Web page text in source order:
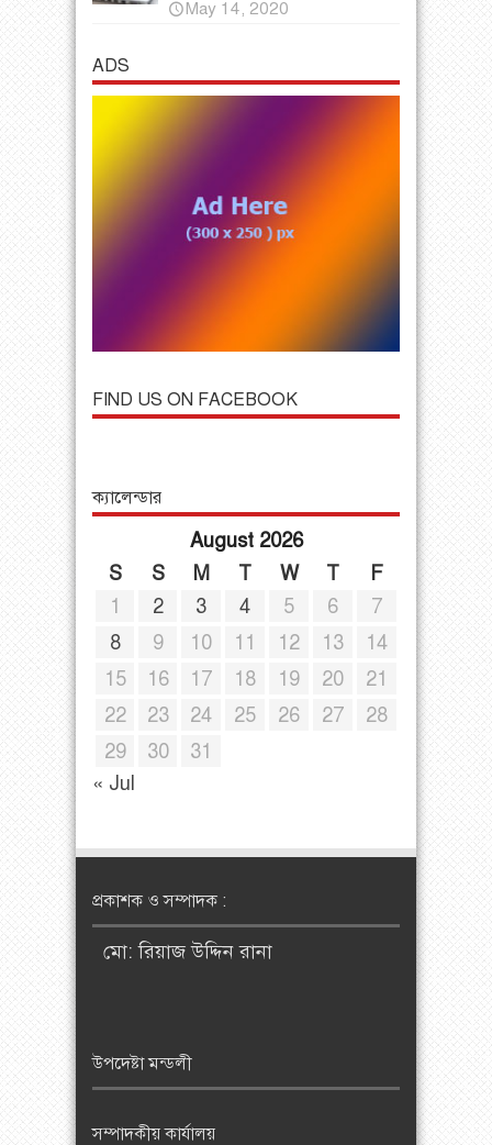
May 14, 2020
ADS
FIND US ON FACEBOOK
ক্যালেন্ডার
August 2026
S
S M T W T
F
1
2 3 4 5 6
7
8
9 10 11 12 13
14
15
16 17 18 19 20
21
22
23 24 25 26 27
28
29
30
31
« Jul
প্রকাশক ও সম্পাদক :
মো: রিয়াজ উদ্দিন রানা
উপদেষ্টা মন্ডলী
সম্পাদকীয় কার্যালয়